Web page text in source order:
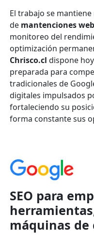
El trabajo se
de mantenciones web
monitoreo del
optimización
Chrisco.cl dispone
preparada para
tradicionales de
digitales impulsados
fortaleciendo su
forma constante sus
SEO para
máquinas